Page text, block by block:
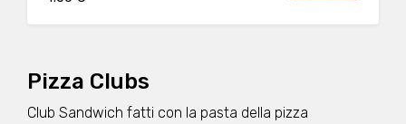
Pizza Clubs
Club Sandwich fatti con la pasta della pizza